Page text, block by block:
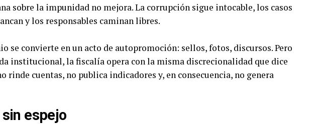
sobre la impunidad no mejora. La corrupción sigue intocable, los casos
y los responsables caminan libres.
se convierte en un acto de autopromoción: sellos, fotos, discursos. Pero
institucional, la fiscalía opera con la misma discrecionalidad que dice
rinde cuentas, no publica indicadores y, en consecuencia, no genera
espejo